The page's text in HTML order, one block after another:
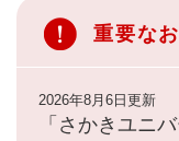
重要な
2026年8月6日更新
「さかきユニ